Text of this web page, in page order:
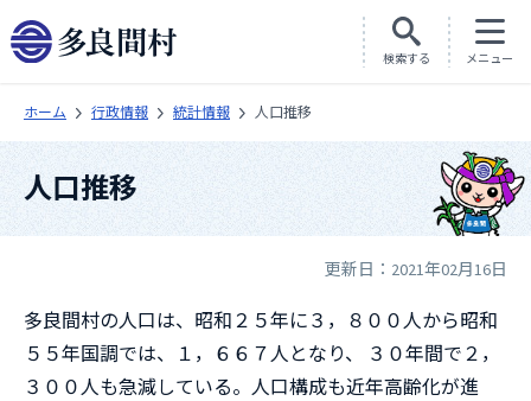
検索する メニュー
ホーム 行政情報 統計情報 人口推移
人口推移
更新日：2021年02月16日
多良間村の人口は、昭和２５年に３，８００人から昭和
５５年国調では、１，６６７人となり、 ３０年間で２，
３００人も急減している。人口構成も近年高齢化が進